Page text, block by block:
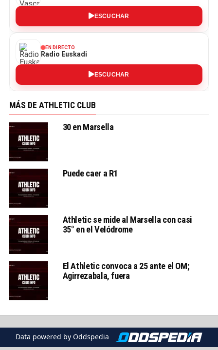
ESCUCHAR
EN DIRECTO
Radio Euskadi
ESCUCHAR
MÁS DE ATHLETIC CLUB
30 en Marsella
Puede caer a R1
Athletic se mide al Marsella con casi
35° en el Velódrome
El Athletic convoca a 25 ante el OM;
Agirrezabala, fuera
Data powered by Oddspedia